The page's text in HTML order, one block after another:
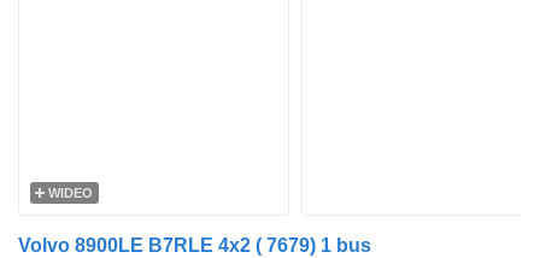
WIDEO
Volvo 8900LE B7RLE 4x2 ( 7679) 1 bus